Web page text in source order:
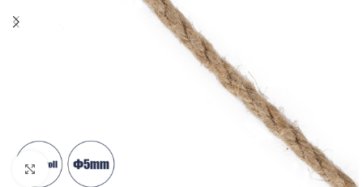
Κλικ για μεγέθυνση